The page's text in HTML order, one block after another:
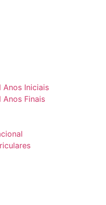
Anos Iniciais
Anos Finais